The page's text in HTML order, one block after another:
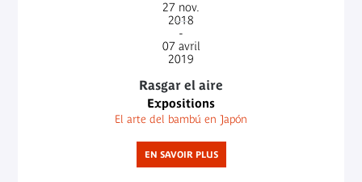
27 nov.
2018
-
07 avril
2019
Rasgar el aire
Expositions
El arte del bambú en Japón
EN SAVOIR PLUS